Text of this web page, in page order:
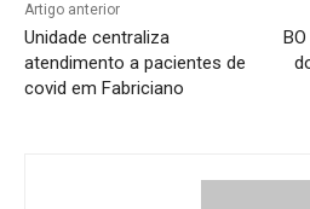
Artigo anterior
Unidade centraliza
atendimento a pacientes de
covid em Fabriciano